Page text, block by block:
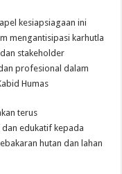
kesiapsiagaan ini
mengantisipasi karhutla
stakeholder
profesional dalam
Humas
terus
edukatif kepada
hutan dan lahan